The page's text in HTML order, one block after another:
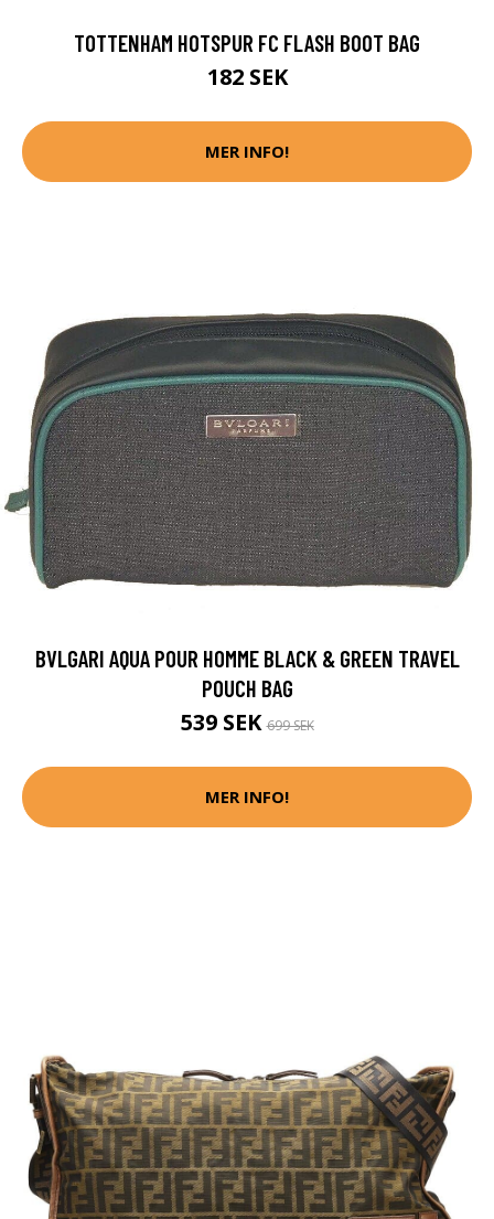
TOTTENHAM HOTSPUR FC FLASH BOOT BAG
182 SEK
MER INFO!
BVLGARI AQUA POUR HOMME BLACK & GREEN TRAVEL
POUCH BAG
539 SEK699 SEK
MER INFO!